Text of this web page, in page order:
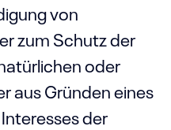
von
zum Schutz der
oder
aus Gründen eines
der